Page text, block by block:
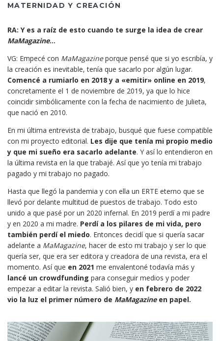
MATERNIDAD Y CREACIÓN
RA: Y es a raíz de esto cuando te surge la idea de crear
MaMagazine…
VG: Empecé con MaMagazineporque pensé que si yo escribía, y
la creación es inevitable, tenía que sacarlo por algún lugar.
Comencé a rumiarlo en 2018 y a «emitir» online en 2019,
concretamente el 1 de noviembre de 2019, ya que lo hice
coincidir simbólicamente con la fecha de nacimiento de Julieta,
que nació en 2010.
En mi última entrevista de trabajo, busqué que fuese compatible
con mi proyecto editorial. Les dije que tenía mi propio medio
y que mi sueño era sacarlo adelante. Y así lo entendieron en
la última revista en la que trabajé. Así que yo tenía mi trabajo
pagado y mi trabajo no pagado.
Hasta que llegó la pandemia y con ella un ERTE eterno que se
llevó por delante multitud de puestos de trabajo. Todo esto
unido a que pasé por un 2020 infernal. En 2019 perdí a mi padre
y en 2020 a mi madre. Perdí a los pilares de mi vida, pero
también perdí el miedo. Entonces decidí que si quería sacar
adelante a MaMagazine, hacer de esto mi trabajo y ser lo que
quería ser, que era ser editora y creadora de una revista, era el
momento. Así que en 2021 me envalentoné todavía más y
lancé un crowdfunding para conseguir medios y poder
empezar a editar la revista. Salió bien, y en febrero de 2022
vio la luz el primer número de MaMagazineen papel.